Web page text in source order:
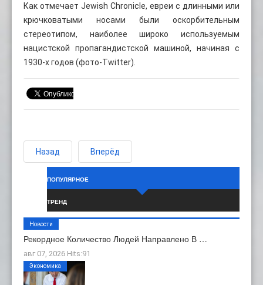
Как отмечает Jewish Chronicle, евреи с длинными или
крючковатыми носами были оскорбительным
стереотипом, наиболее широко используемым
нацистской пропагандистской машиной, начиная с
1930-х годов (фото-Twitter).
Назад Вперёд
ПОПУЛЯРНОЕ
ТРЕНД
Рекордное Количество Людей Направлено В …
авг 07, 2026 Hits:91
Новости
Экономика